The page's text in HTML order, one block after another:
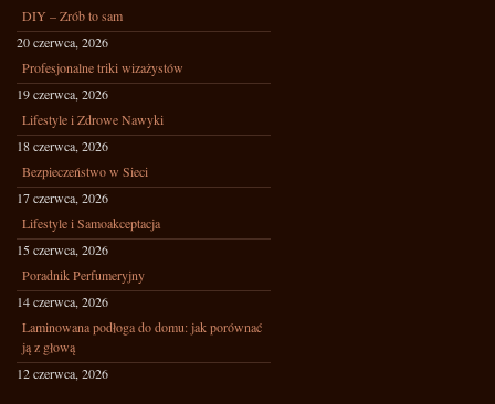
DIY – Zrób to sam
20 czerwca, 2026
Profesjonalne triki wizażystów
19 czerwca, 2026
Lifestyle i Zdrowe Nawyki
18 czerwca, 2026
Bezpieczeństwo w Sieci
17 czerwca, 2026
Lifestyle i Samoakceptacja
15 czerwca, 2026
Poradnik Perfumeryjny
14 czerwca, 2026
Laminowana podłoga do domu: jak porównać
ją z głową
12 czerwca, 2026